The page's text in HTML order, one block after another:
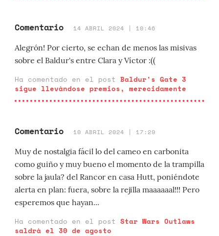
Comentario 14 ABRIL 2024 | 10:46
Alegrón! Por cierto, se echan de menos las misivas
sobre el Baldur's entre Clara y Víctor :((
Ha comentado en el post Baldur's Gate 3
sigue llevándose premios, merecidamente
Comentario 10 ABRIL 2024 | 17:29
Muy de nostalgia fácil lo del cameo en carbonita
como guiño y muy bueno el momento de la trampilla
sobre la jaula? del Rancor en casa Hutt, poniéndote
alerta en plan: fuera, sobre la rejilla maaaaaal!!! Pero
esperemos que hayan...
Ha comentado en el post Star Wars Outlaws
saldrá el 30 de agosto